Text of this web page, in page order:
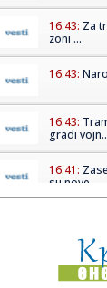
16:43: Za
zoni ...
16:43:
16:43:
gradi
16:41:
su nove ...
16:37: